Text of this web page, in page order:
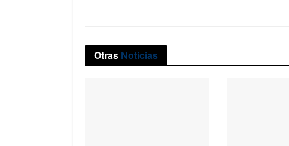
Otras Noticias